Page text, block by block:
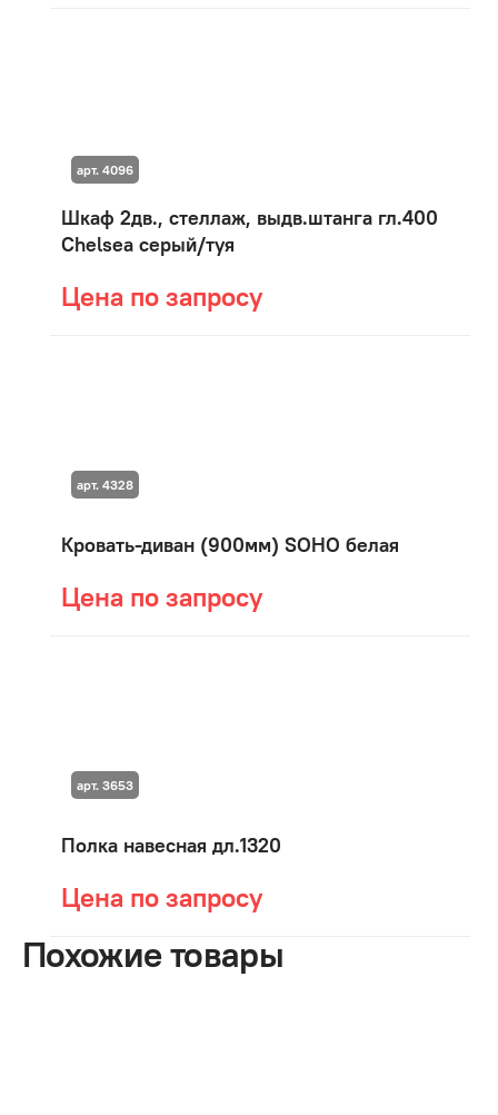
Шкаф 2дв., стеллаж, выдв.штанга гл.400
Chelsea серый/туя
Цена по запросу
арт. 4096
Кровать-диван (900мм) SOHO белая
Цена по запросу
арт. 4328
Полка навесная дл.1320
Цена по запросу
арт. 3653
Похожие товары